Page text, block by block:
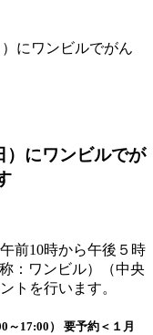
にワンビルでがん
）にワンビルでが
前10時から午後５時
：ワンビル）（中央
トを行います。
～17:00） 要予約＜１月